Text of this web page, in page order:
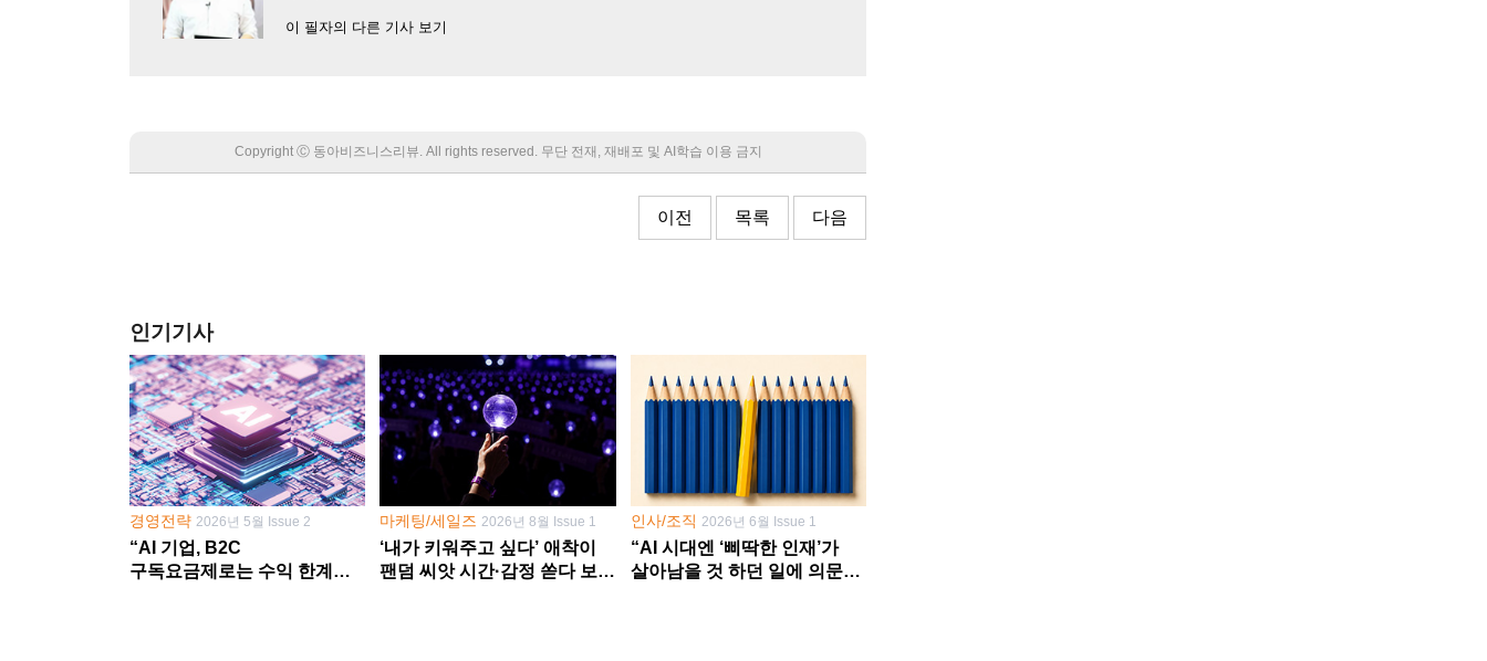
이 필자의 다른 기사 보기
Copyright Ⓒ 동아비즈니스리뷰. All rights reserved. 무단 전재, 재배포 및 AI학습 이용 금지
이전 목록 다음
인기기사
경영전략 2026년 5월 Issue 2
“AI 기업, B2C
구독요금제로는 수익 한계
마케팅/세일즈 2026년 8월 Issue 1
‘내가 키워주고 싶다’ 애착이
팬덤 씨앗 시간·감정 쏟다 보면
인사/조직 2026년 6월 Issue 1
“AI 시대엔 ‘삐딱한 인재’가
살아남을 것 하던 일에 의문